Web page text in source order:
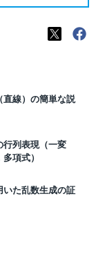
直線）の簡単な説
行列表現（一変
項式）
いた乱数生成の証